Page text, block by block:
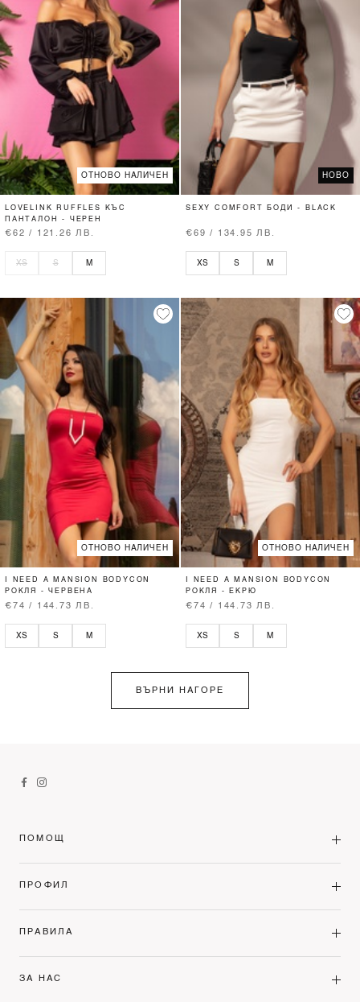
ОТНОВО НАЛИЧЕН
LOVELINK RUFFLES КЪС
ПАНТАЛОН - ЧЕРЕН
€62 / 121.26 ЛВ.
XS S M
НОВО
SEXY COMFORT БОДИ - BLACK
€69 / 134.95 ЛВ.
XS S M
ОТНОВО НАЛИЧЕН
I NEED A MANSION BODYCON
РОКЛЯ - ЧЕРВЕНА
€74 / 144.73 ЛВ.
XS S M
ОТНОВО НАЛИЧЕН
I NEED A MANSION BODYCON
РОКЛЯ - ЕКРЮ
€74 / 144.73 ЛВ.
XS S M
ВЪРНИ НАГОРЕ
ПОМОЩ
ПРОФИЛ
ПРАВИЛА
ЗА НАС